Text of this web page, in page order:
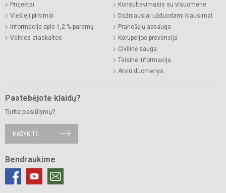
Projektai
Viešieji pirkimai
Informacija apie 1,2 % paramą
Veiklos ataskaitos
Konsultavimasis su visuomene
Dažniausiai užduodami klausimai
Pranešėjų apsauga
Korupcijos prevencija
Civilinė sauga
Teisinė informacija
Atviri duomenys
Pastebėjote klaidų?
Turite pasiūlymų?
RAŠYKITE
Bendraukime